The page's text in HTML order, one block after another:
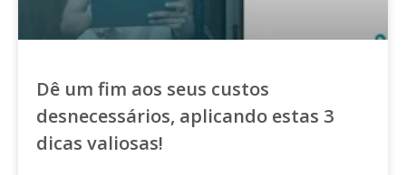
Dê um fim aos seus custos
desnecessários, aplicando estas 3
dicas valiosas!